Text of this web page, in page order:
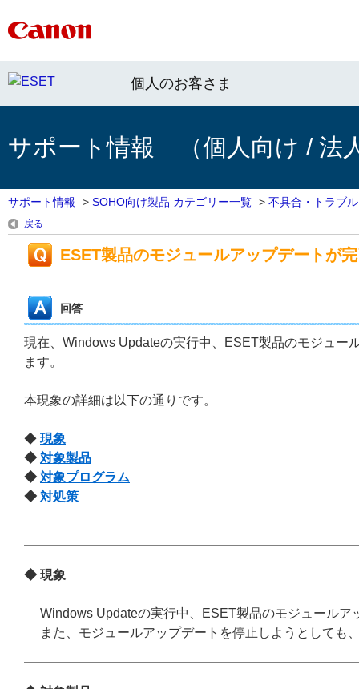
個人のお客さま
サポート情報 （個人向け / 法
サポート情報 > SOHO向け製品 カテゴリー一覧 > 不具合・トラブル
戻る
ESET製品のモジュールアップデートが
回答
現在、Windows Updateの実行中、ESET製品のモジュー
ます。
本現象の詳細は以下の通りです。
◆ 現象
◆ 対象製品
◆ 対象プログラム
◆ 対処策
◆ 現象
Windows Updateの実行中、ESET製品のモジュールア
また、モジュールアップデートを停止しようとしても